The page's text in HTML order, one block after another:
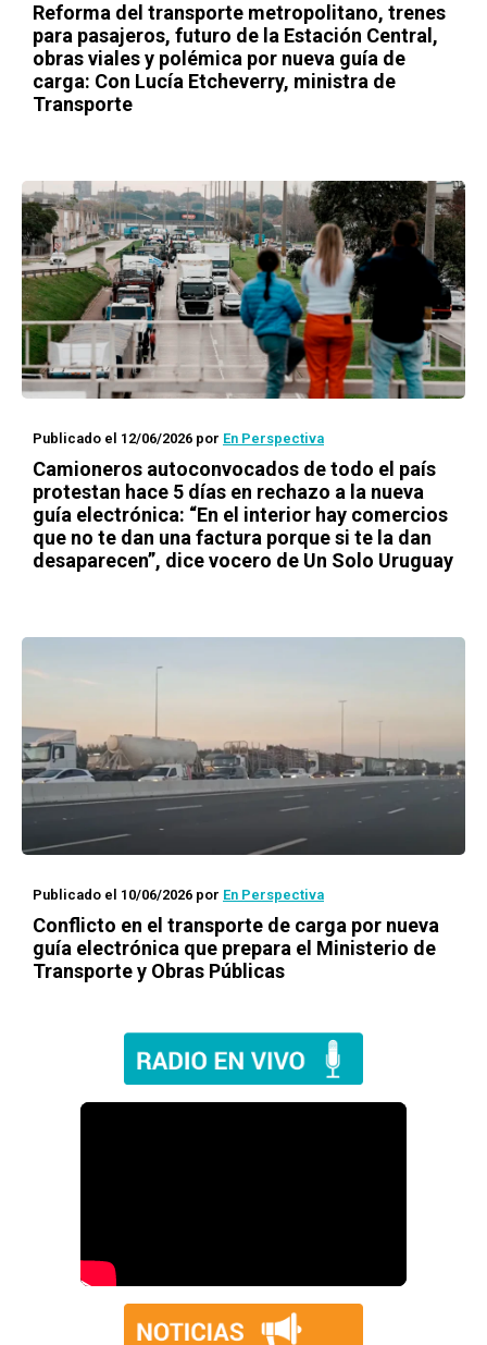
Reforma del transporte metropolitano, trenes
para pasajeros, futuro de la Estación Central,
obras viales y polémica por nueva guía de
carga: Con Lucía Etcheverry, ministra de
Transporte
Publicado el 12/06/2026 por En Perspectiva
Camioneros autoconvocados de todo el país
protestan hace 5 días en rechazo a la nueva
guía electrónica: “En el interior hay comercios
que no te dan una factura porque si te la dan
desaparecen”, dice vocero de Un Solo Uruguay
Publicado el 10/06/2026 por En Perspectiva
Conflicto en el transporte de carga por nueva
guía electrónica que prepara el Ministerio de
Transporte y Obras Públicas